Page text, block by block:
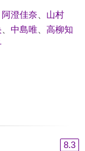
阿澄佳奈
山村
、 中島唯、 高柳知
8.3